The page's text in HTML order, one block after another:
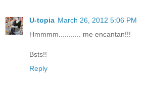
U-topia March 26, 2012 5:06 PM
Hmmmm........... me encantan!!!
Bsts!!
Reply